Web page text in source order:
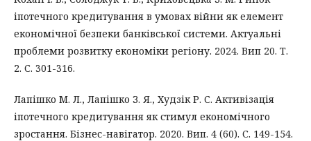
іпотечного кредитування в умовах війни як елемент
економічної безпеки банківської системи. Актуальні
проблеми розвитку економіки регіону. 2024. Вип 20. Т.
2. С. 301-316.
Лапішко М. Л., Лапішко З. Я., Худзік Р. С. Активізація
іпотечного кредитування як стимул економічного
зростання. Бізнес-навігатор. 2020. Вип. 4 (60). С. 149-154.